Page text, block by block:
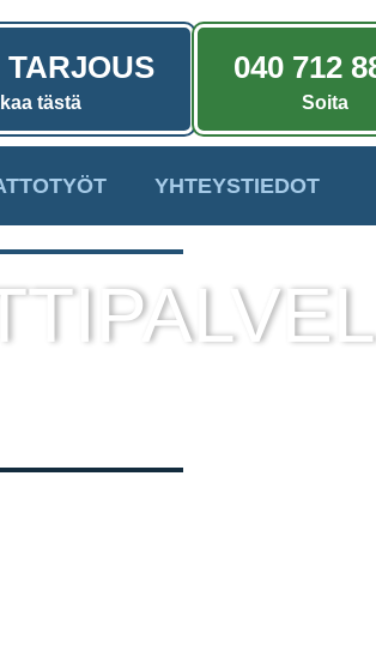
tästä
040 712
Soita
YHTEYSTIEDOT